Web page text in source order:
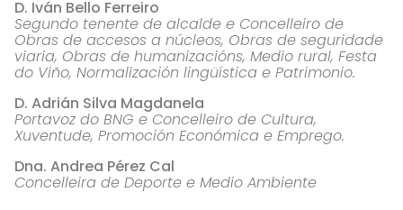
D. Iván Bello Ferreiro
Segundo tenente de alcalde e Concelleiro de
Obras de accesos a núcleos, Obras de seguridade
viaria, Obras de humanizacións, Medio rural, Festa
do Viño, Normalización lingüística e Patrimonio.
D. Adrián Silva Magdanela
Portavoz do BNG e Concelleiro de Cultura,
Xuventude, Promoción Económica e Emprego.
Dna. Andrea Pérez Cal
Concelleira de Deporte e Medio Ambiente